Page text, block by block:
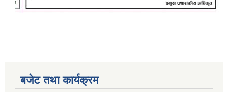
बजेट तथा कार्यक्रम